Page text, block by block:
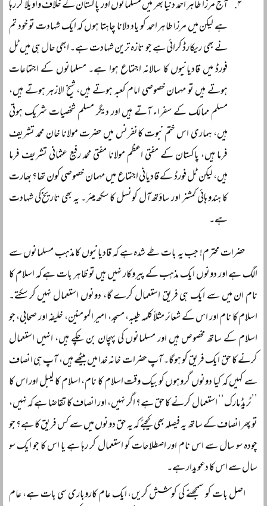
آج مرزا طاہر احمد دنیا بھر میں مسلمانوں اور پاکستان کے خلاف واویلا کر رہا
ہے لیکن میں مرزا طاہر احمد کو یاد دلانا چاہتا ہوں کہ ایک شہادت تو خود تم
نے بھی ریکارڈ کرائی ہے جو تازہ ترین شہادت ہے۔ ابھی حال ہی میں ٹل
فورڈ میں قادیانیوں کا سالانہ اجتماع ہوا ہے۔ مسلمانوں کے اجتماعات
ہوتے ہیں تو مہمان خصوصی امام کعبہ ہوتے ہیں، شیخ الازہر ہوتے ہیں،
مسلم ممالک کے سفراء آتے ہیں اور دیگر مسلم شخصیات شریک ہوتی
ہیں، ہماری اس ختم نبوت کانفرنس میں حضرت مولانا خان محمد تشریف
فرما ہیں، پاکستان کے مفتی اعظم مولانا مفتی محمد رفیع عثمانی تشریف فرما
ہیں، لیکن ٹل فورڈ کے قادیانی اجتماع میں مہمان خصوصی کون تھا؟ بھارت
کا ہندو ہائی کمشنر اور ساؤتھ آل کونسل کا سکھ میئر۔ یہ بھی تاریخ کی شہادت
ہے۔
حضرات محترم! جب یہ بات طے شدہ ہے کہ قادیانیوں کا مذہب مسلمانوں سے
الگ ہے اور دونوں ایک مذہب کے پیروکار نہیں ہیں تو ظاہر بات ہے کہ اسلام کا
نام ان میں سے ایک ہی فریق استعمال کرے گا، دونوں استعمال نہیں کر سکتے۔
اسلام کا نام اور اس کے شعائر مثلاً کلمہ طیبہ، مسجد، امیر المومنین، خلیفہ اور صحابی، جو
اسلام کے ساتھ مخصوص ہیں اور مسلمانوں کی پہچان بن چکے ہیں، انہیں استعمال
کرنے کا حق ایک فریق کو ہوگا۔ آپ حضرات خانہ خدا میں بیٹھے ہیں، آپ ہی انصاف
سے کہیں کہ کیا دونوں گروہوں کو بیک وقت اسلام کا نام، اسلام کا لیبل اور اس کا
’’ٹریڈ مارک‘‘ استعمال کرنے کا حق ہے؟ اگر نہیں، اور انصاف کا تقاضا ہے کہ نہیں،
تو پھر انصاف کے ساتھ یہ فیصلہ بھی کیجئے کہ یہ حق دونوں میں سے کس فریق کا ہے؟ جو
چودہ سو سال سے اس نام اور اصطلاحات کو استعمال کر رہا ہے یا اس کا جو ایک سو
سال سے اس کا دعویدار ہے۔
اصل بات کو سمجھنے کی کوشش کریں، ایک عام کاروباری سی بات ہے، عام